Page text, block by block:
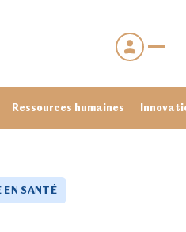
Ressources humaines
EN SANTÉ